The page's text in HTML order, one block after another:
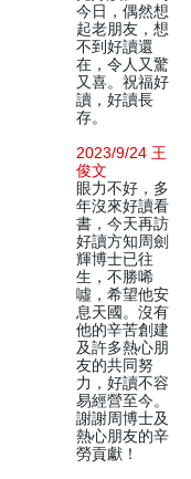
今日，偶然想
起老朋友，想
不到好讀還
在，令人又驚
又喜。祝福好
讀，好讀長
存。
2023/9/24 王
俊文
眼力不好，多
年沒來好讀看
書，今天再訪
好讀方知周劍
輝博士已往
生，不勝唏
噓，希望他安
息天國。沒有
他的辛苦創建
及許多熱心朋
友的共同努
力，好讀不容
易經營至今。
謝謝周博士及
熱心朋友的辛
勞貢獻！